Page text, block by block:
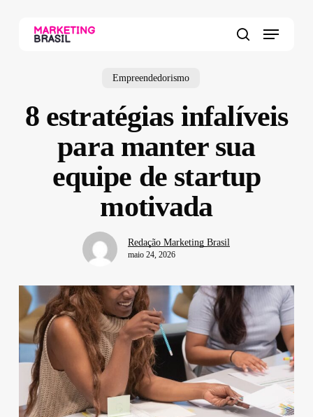
Menu
Empreendedorismo
8 estratégias infalíveis
para manter sua
equipe de startup
motivada
Redação Marketing Brasil
maio 24, 2026